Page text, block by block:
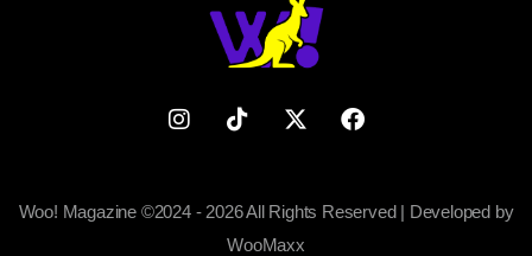
Woo! Magazine ©2024 - 2026 All Rights Reserved | Developed by
WooMaxx